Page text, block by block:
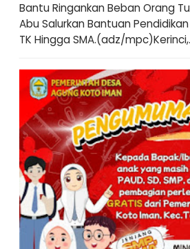
Bantu Ringankan Beban Orang
Abu Salurkan Bantuan
TK Hingga SMA.(adz/